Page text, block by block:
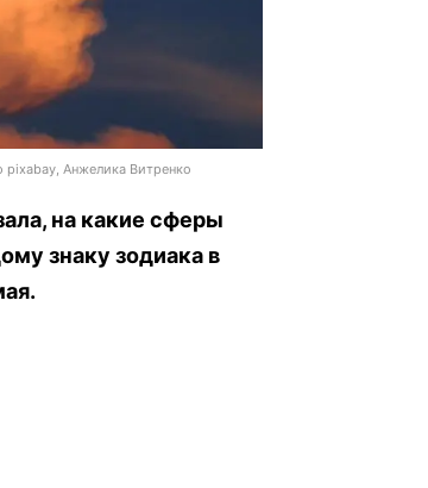
pixabay, Анжелика Витренко
на какие сферы
знаку зодиака в